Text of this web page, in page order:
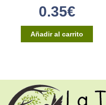
0.35€
Añadir al carrito